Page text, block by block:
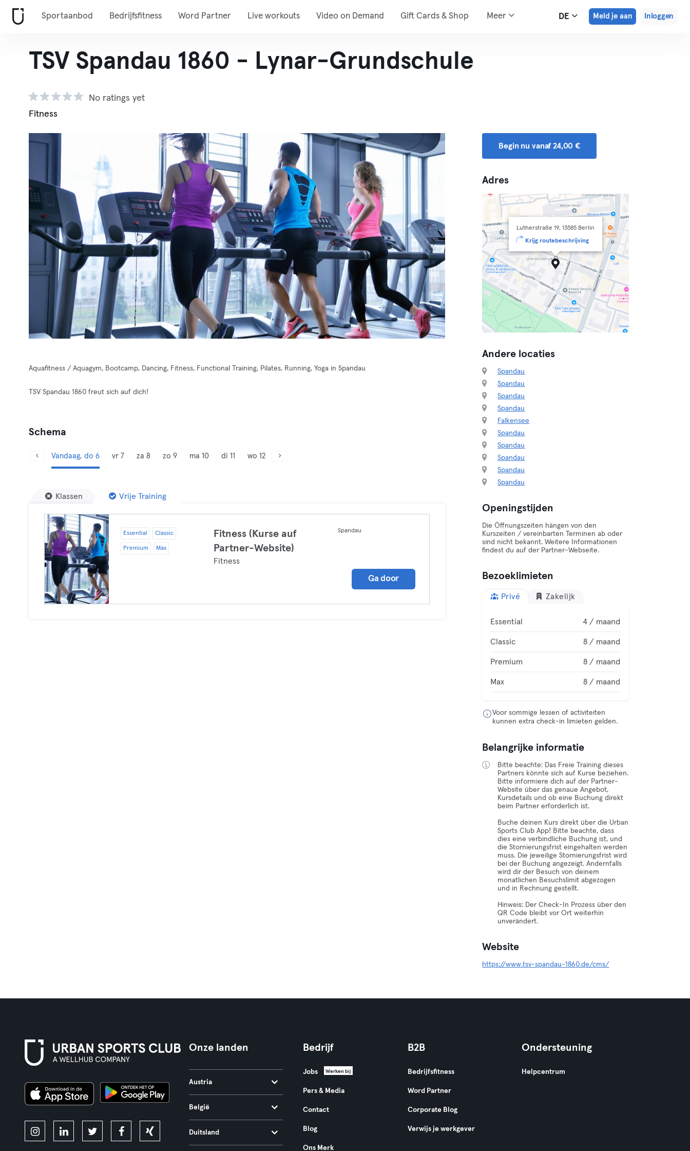
Sportaanbod Bedrijfsfitness Word Partner Live workouts Video on Demand Gift Cards & Shop Meer DE Meld je aan Inloggen
TSV Spandau 1860 - Lynar-Grundschule
No ratings yet
Fitness
Aquafitness / Aquagym, Bootcamp, Dancing, Fitness, Functional Training, Pilates, Running, Yoga in Spandau
TSV Spandau 1860 freut sich auf dich!
Schema
Vandaag, do 6 vr 7 za 8 zo 9 ma 10 di 11 wo 12
Klassen Vrije Training
Essential Classic
Premium Max
Fitness (Kurse auf
Partner-Website)
Fitness
Spandau
Ga door
Begin nu vanaf 24,00 €
Adres
Lutherstraße 19, 13585 Berlin
Krijg routebeschrijving
Andere locaties
Spandau
Spandau
Spandau
Spandau
Falkensee
Spandau
Spandau
Spandau
Spandau
Spandau
Openingstijden
Die Öffnungszeiten hängen von den
Kurszeiten / vereinbarten Terminen ab oder
sind nicht bekannt. Weitere Informationen
findest du auf der Partner-Webseite.
Bezoeklimieten
Privé Zakelijk
Essential 4 / maand
Classic 8 / maand
Premium 8 / maand
Max 8 / maand
Voor sommige lessen of activiteiten
kunnen extra check-in limieten gelden.
Belangrijke informatie
Bitte beachte: Das Freie Training dieses
Partners könnte sich auf Kurse beziehen.
Bitte informiere dich auf der Partner-
Website über das genaue Angebot,
Kursdetails und ob eine Buchung direkt
beim Partner erforderlich ist.
Buche deinen Kurs direkt über die Urban
Sports Club App! Bitte beachte, dass
dies eine verbindliche Buchung ist, und
die Stornierungsfrist eingehalten werden
muss. Die jeweilige Stornierungsfrist wird
bei der Buchung angezeigt. Andernfalls
wird dir der Besuch von deinem
monatlichen Besuchslimit abgezogen
und in Rechnung gestellt.
Hinweis: Der Check-In Prozess über den
QR Code bleibt vor Ort weiterhin
unverändert.
Website
https://www.tsv-spandau-1860.de/cms/
Onze landen
Austria
België
Duitsland
Bedrijf
Jobs Werken bij
Pers & Media
Contact
Blog
Ons Merk
B2B
Bedrijfsfitness
Word Partner
Corporate Blog
Verwijs je werkgever
Ondersteuning
Helpcentrum